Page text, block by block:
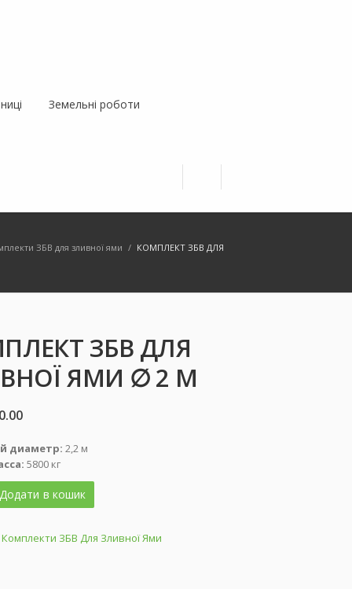
Земельні роботи
ЗБВ для зливної ями / КОМПЛЕКТ ЗБВ ДЛЯ
ЗБВ ДЛЯ
ЯМИ ∅ 2 М
диаметр: 2,2 м
5800 кг
Додати в кошик
Комплекти ЗБВ Для Зливної Ями